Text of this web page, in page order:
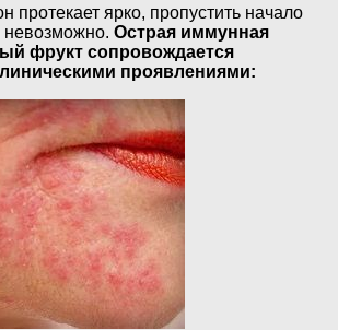
протекает ярко, пропустить начало
невозможно. Острая иммунная
фрукт сопровождается
проявлениями: